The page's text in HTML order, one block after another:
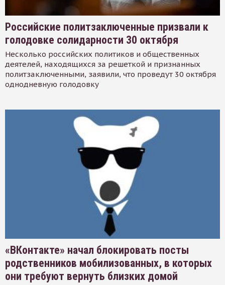
Российские политзаключенные призвали к
голодовке солидарности 30 октября
Несколько российских политиков и общественных
деятелей, находящихся за решеткой и признанных
политзаключенными, заявили, что проведут 30 октября
однодневную голодовку
«ВКонтакте» начал блокировать посты
родственников мобилизованных, в которых
они требуют вернуть близких домой